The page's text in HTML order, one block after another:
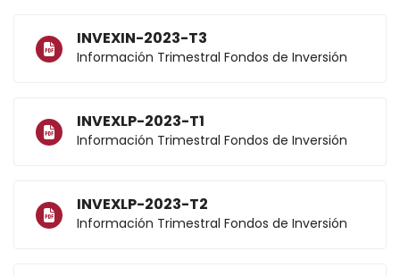
INVEXIN-2023-T3
Información Trimestral Fondos de Inversión
INVEXLP-2023-T1
Información Trimestral Fondos de Inversión
INVEXLP-2023-T2
Información Trimestral Fondos de Inversión